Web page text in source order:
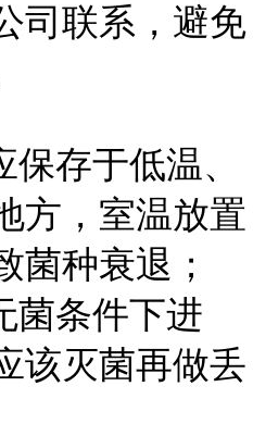
司联系，避免
存于低温、
方，室温放置
菌种衰退；
菌条件下进
该灭菌再做丢